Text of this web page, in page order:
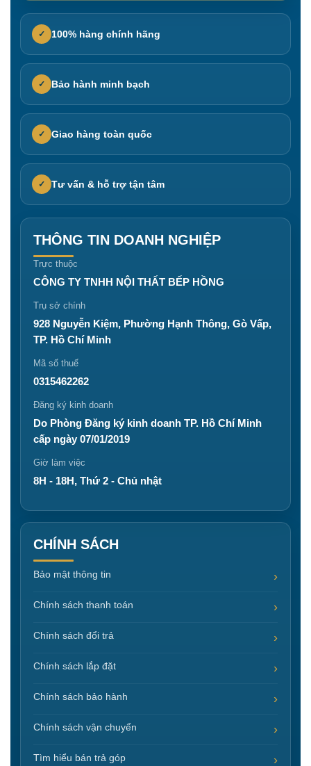
✓ 100% hàng chính hãng
✓ Bảo hành minh bạch
✓ Giao hàng toàn quốc
✓ Tư vấn & hỗ trợ tận tâm
THÔNG TIN DOANH NGHIỆP
Trực thuộc
CÔNG TY TNHH NỘI THẤT BẾP HỒNG
Trụ sở chính
928 Nguyễn Kiệm, Phường Hạnh Thông, Gò Vấp,
TP. Hồ Chí Minh
Mã số thuế
0315462262
Đăng ký kinh doanh
Do Phòng Đăng ký kinh doanh TP. Hồ Chí Minh
cấp ngày 07/01/2019
Giờ làm việc
8H - 18H, Thứ 2 - Chủ nhật
CHÍNH SÁCH
Bảo mật thông tin
Chính sách thanh toán
Chính sách đổi trả
Chính sách lắp đặt
Chính sách bảo hành
Chính sách vận chuyển
Tìm hiểu bán trả góp